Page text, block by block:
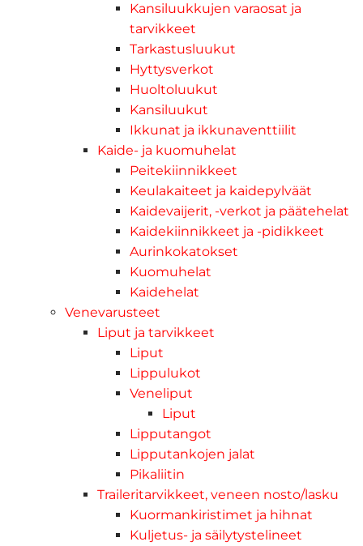
Kansiluukkujen varaosat ja
tarvikkeet
Tarkastusluukut
Hyttysverkot
Huoltoluukut
Kansiluukut
Ikkunat ja ikkunaventtiilit
Kaide- ja kuomuhelat
Peitekiinnikkeet
Keulakaiteet ja kaidepylväät
Kaidevaijerit, -verkot ja päätehelat
Kaidekiinnikkeet ja -pidikkeet
Aurinkokatokset
Kuomuhelat
Kaidehelat
Venevarusteet
Liput ja tarvikkeet
Liput
Lippulukot
Veneliput
Liput
Lipputangot
Lipputankojen jalat
Pikaliitin
Traileritarvikkeet, veneen nosto/lasku
Kuormankiristimet ja hihnat
Kuljetus- ja säilytystelineet